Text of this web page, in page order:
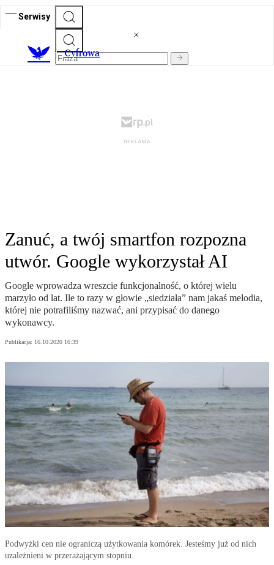
Serwisy
Cyfrowa
Zanuć, a twój smartfon rozpozna
utwór. Google wykorzystał AI
Google wprowadza wreszcie funkcjonalność, o której wielu
marzyło od lat. Ile to razy w głowie „siedziała” nam jakaś melodia,
której nie potrafiliśmy nazwać, ani przypisać do danego
wykonawcy.
Publikacja: 16.10.2020 16:39
Podwyżki cen nie ograniczą użytkowania komórek. Jesteśmy już od nich
uzależnieni w przerażającym stopniu.